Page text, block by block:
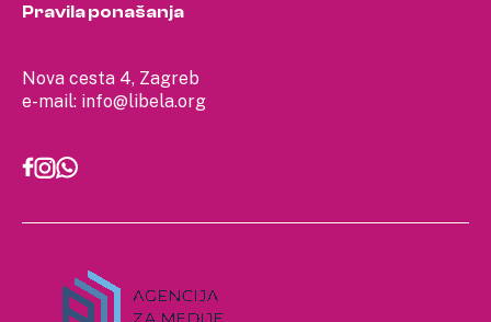
Nova cesta 4, Zagreb
e-mail: info@libela.org
Pravila ponašanja